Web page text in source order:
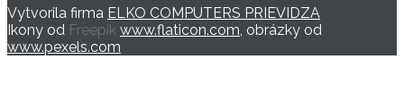
Vytvorila firma ELKO COMPUTERS PRIEVIDZA
Ikony od Freepik www.flaticon.com, obrázky od
www.pexels.com